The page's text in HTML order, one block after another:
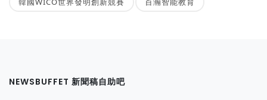
NEWSBUFFET 新聞稿自助吧